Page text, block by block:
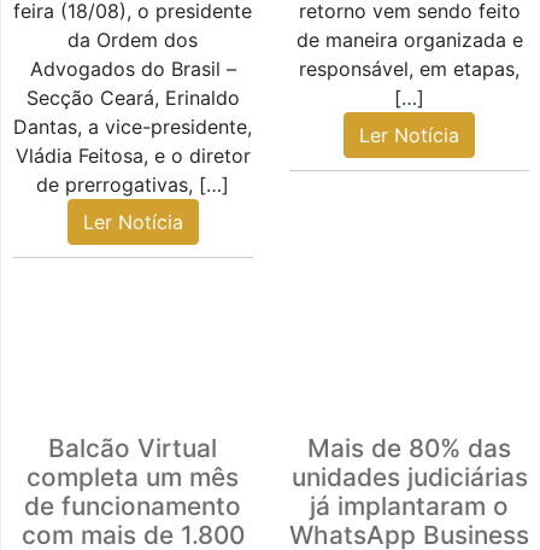
feira (18/08), o presidente
da Ordem dos
Advogados do Brasil –
Secção Ceará, Erinaldo
Dantas, a vice-presidente,
Vládia Feitosa, e o diretor
de prerrogativas, […]
Ler Notícia
retorno vem sendo feito
de maneira organizada e
responsável, em etapas,
[…]
Ler Notícia
Balcão Virtual
completa um mês
de funcionamento
com mais de 1.800
Mais de 80% das
unidades judiciárias
já implantaram o
WhatsApp Business